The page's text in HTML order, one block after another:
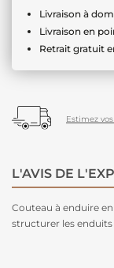
Livraison à
Livraison en
Retrait gratuit
Estimez
L'AVIS DE
Couteau à enduire
structurer les enduits